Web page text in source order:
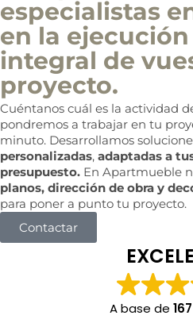
especialistas
en la
integral de
proyecto.
Cuéntanos cuál es la actividad
pondremos a trabajar en tu
minuto. Desarrollamos
personalizadas, adaptadas a
presupuesto. En Apartmueble
planos, dirección de obra y
para poner a punto tu proyecto.
Contactar
A base de